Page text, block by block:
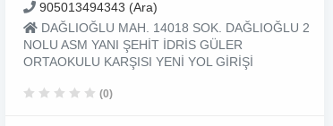
905013494343 (Ara)
DAĞLIOĞLU MAH. 14018 SOK. DAĞLIOĞLU 2
NOLU ASM YANI ŞEHİT İDRİS GÜLER
ORTAOKULU KARŞISI YENİ YOL GİRİŞİ
(0)